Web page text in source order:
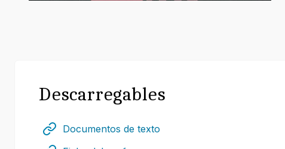
Descarregables
Documentos de texto